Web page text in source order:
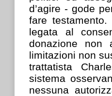
d’agire - gode
fare
legata al
donazione non
limitazioni non
trattatista
sistema
nessuna